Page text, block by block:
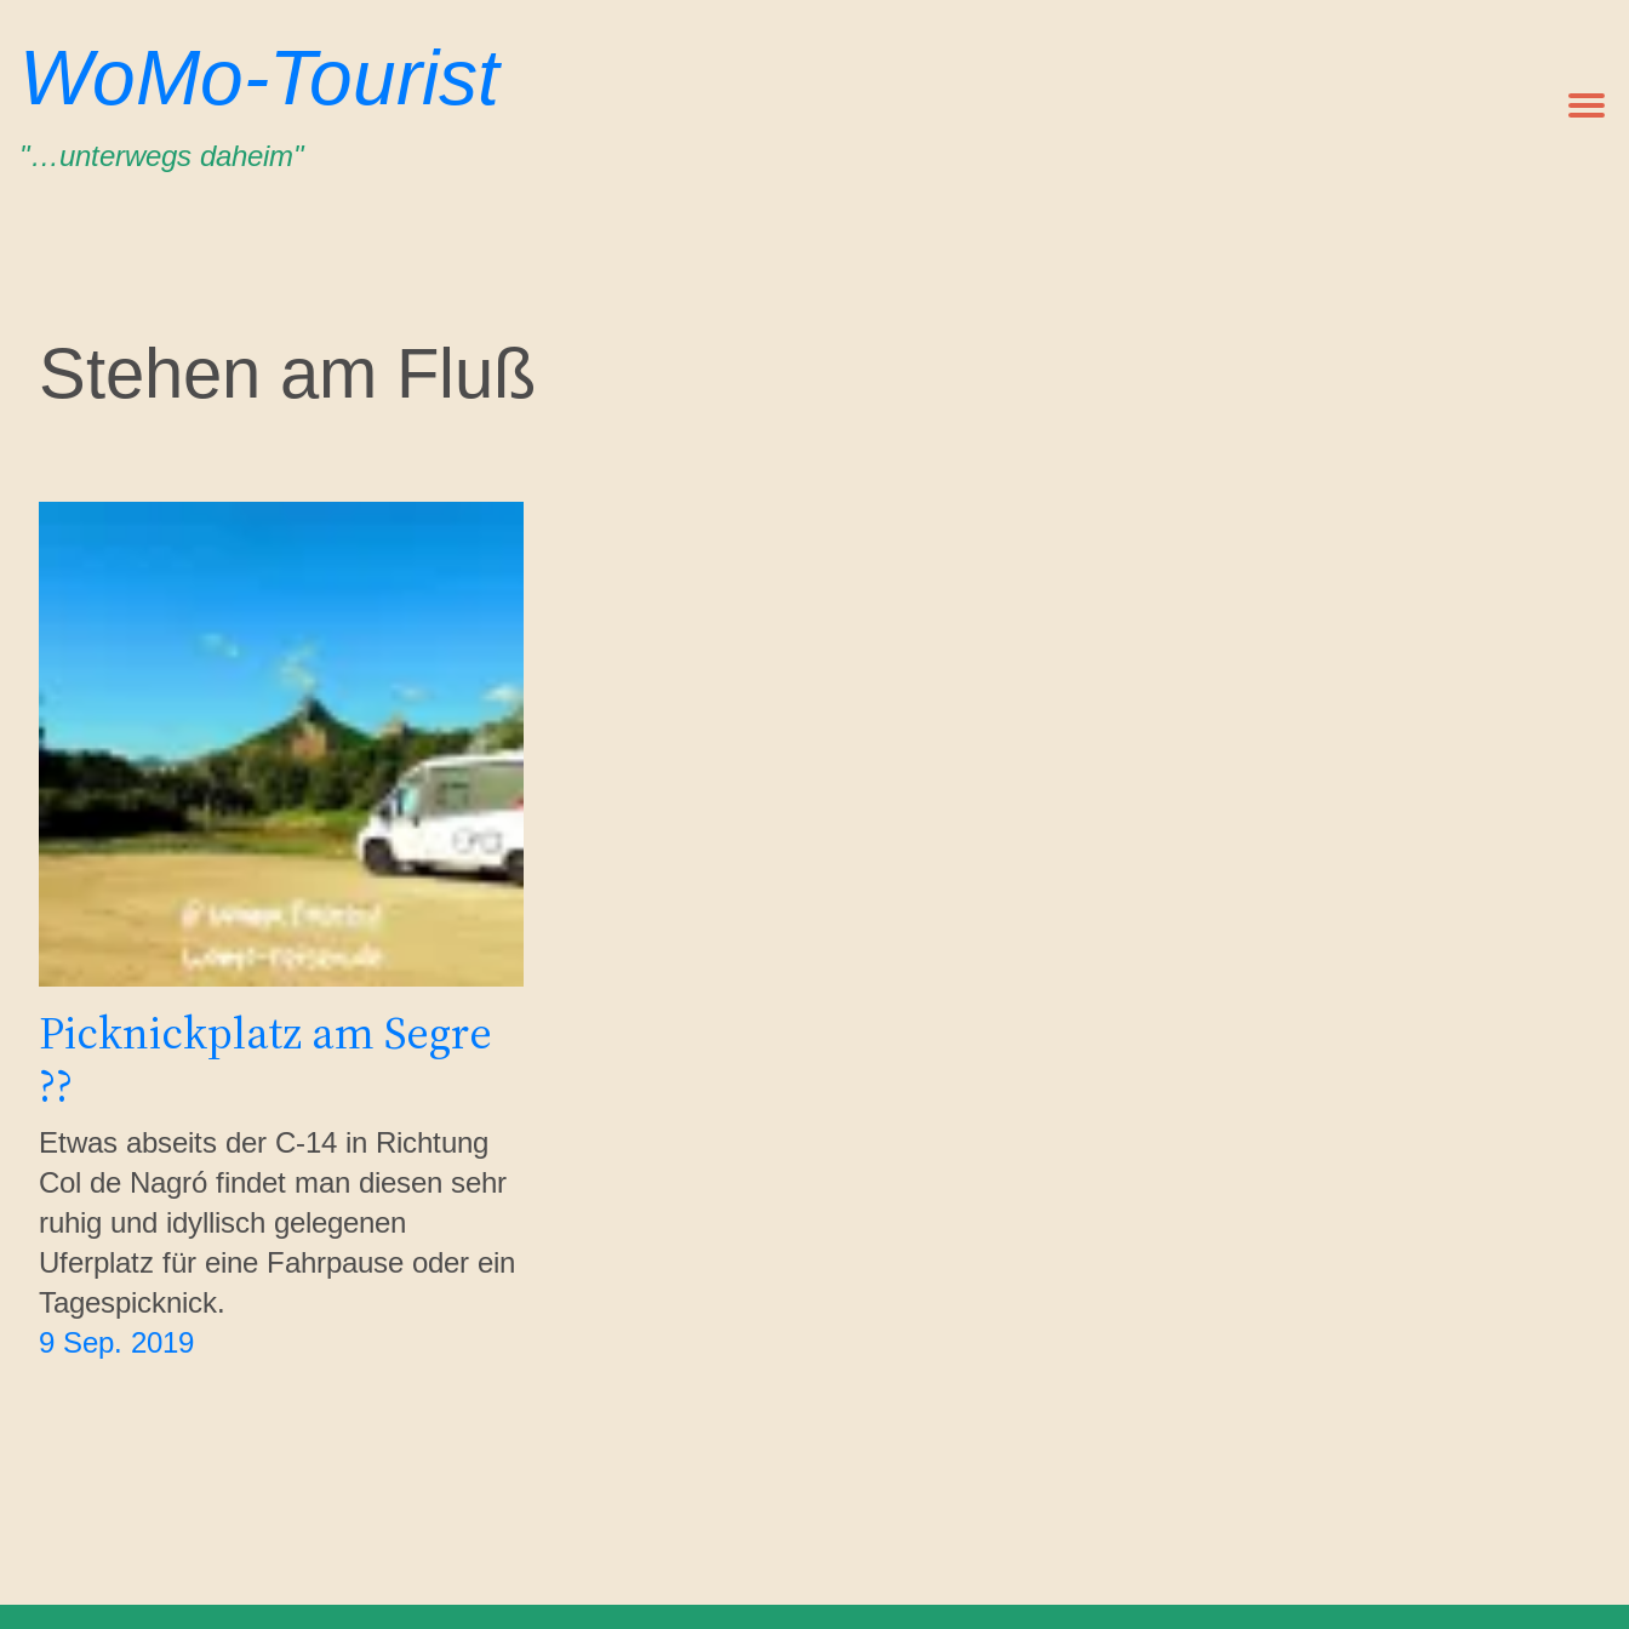
Inhalt
springen
WoMo-Tourist
"…unterwegs daheim"
Stehen am Fluß
Picknickplatz am Segre
??
Etwas abseits der C-14 in Richtung
Col de Nagró findet man diesen sehr
ruhig und idyllisch gelegenen
Uferplatz für eine Fahrpause oder ein
Tagespicknick.
9 Sep. 2019